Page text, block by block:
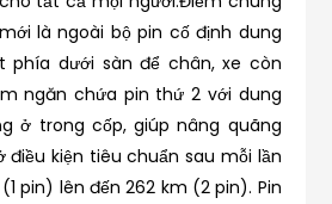
là ngoài bộ pin cố định dung
phía dưới sàn để chân, xe còn
ngăn chứa pin thứ 2 với dung
ở trong cốp, giúp nâng quãng
điều kiện tiêu chuẩn sau mỗi lần
pin) lên đến 262 km (2 pin). Pin